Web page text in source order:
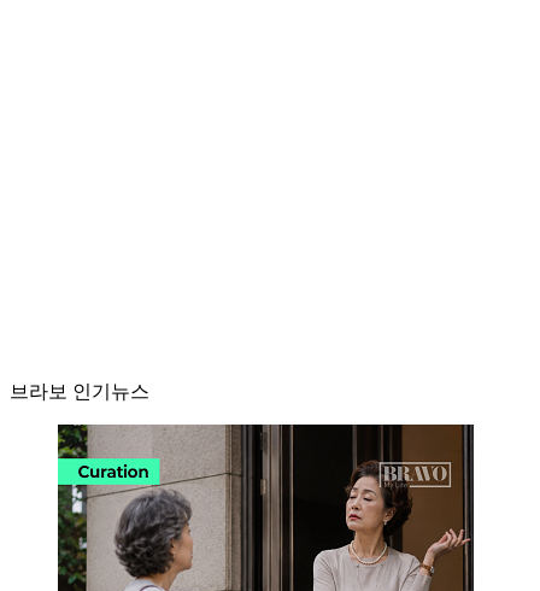
브라보 인기뉴스